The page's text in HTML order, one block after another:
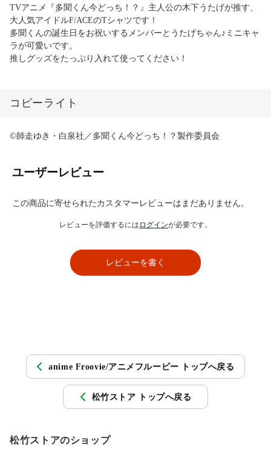
TVアニメ『多聞くん今どっち！？』主人公の木下うたげが推す、
大人気アイドルF/ACEのTシャツです！
多聞くんの誕生日をお祝いするメンバーとうたげちゃん♪ミニキャ
ラが可愛いです。
推しグッズをたっぷり入れて使ってください！
コピーライト
©師走ゆき・白泉社／多聞くん今どっち！？製作委員会
ユーザーレビュー
この商品に寄せられたカスタマーレビューはまだありません。
レビューを評価するには ログインが必要です。
レビューを書く
anime Froovie/アニメフルービー トップへ戻る
松竹ストア トップへ戻る
松竹ストアのショップ